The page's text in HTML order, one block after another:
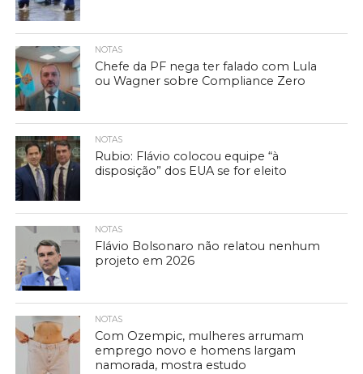
NOTAS
Chefe da PF nega ter falado com Lula
ou Wagner sobre Compliance Zero
NOTAS
Rubio: Flávio colocou equipe “à
disposição” dos EUA se for eleito
NOTAS
Flávio Bolsonaro não relatou nenhum
projeto em 2026
NOTAS
Com Ozempic, mulheres arrumam
emprego novo e homens largam
namorada, mostra estudo